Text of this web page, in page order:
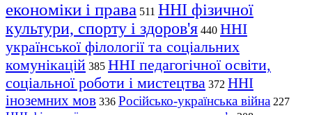
економіки і права 511 ННІ фізичної
культури, спорту і здоров'я 440 ННІ
української філології та соціальних
комунікацій 385 ННІ педагогічної освіти,
соціальної роботи і мистецтва 372 ННІ
іноземних мов 336 Російсько-українська війна 227